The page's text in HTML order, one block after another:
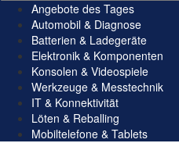
Angebote des Tages
Automobil & Diagnose
Batterien & Ladegeräte
Elektronik & Komponenten
Konsolen & Videospiele
Werkzeuge & Messtechnik
IT & Konnektivität
Löten & Reballing
Mobiltelefone & Tablets